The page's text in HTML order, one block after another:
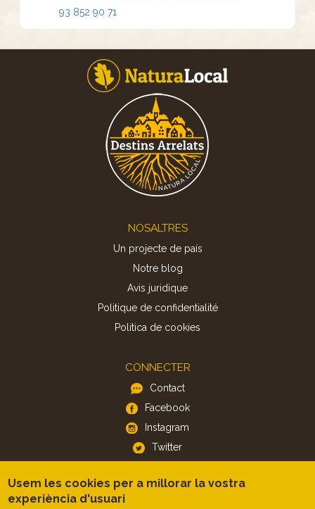
93 852 90 71
NOSALTRES
Un projecte de país
Notre blog
Avis juridique
Politique de confidentialité
Politica de cookies
CONNECTER
Contact
Facebook
Instagram
Twitter
APP
Usem les cookies per a millorar la vostra
experiència d'usuari